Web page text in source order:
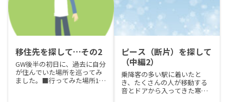
移住先を探して…その2
GW後半の初日に、過去に自分
が住んでいた場所を巡ってみ
ました。■行ってみた場所1.
ピース（断片）を探して
（中編2）
乗降客の多い駅に着いたと
き、たくさんの人が移動する
音とドアから入ってきた寒気